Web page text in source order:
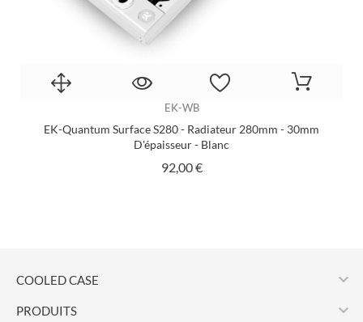
EK-WB
EK-Quantum Surface S280 - Radiateur 280mm - 30mm
D'épaisseur - Blanc
92,00 €Prix
COOLED CASE 
PRODUITS 